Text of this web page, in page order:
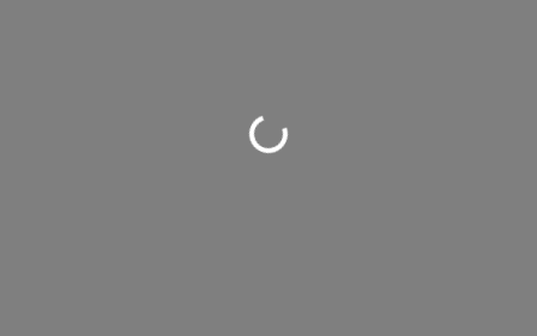
Loading...